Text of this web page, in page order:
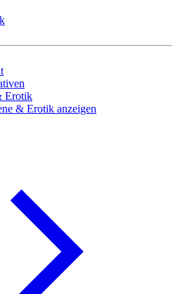
Erotik
& Erotik anzeigen